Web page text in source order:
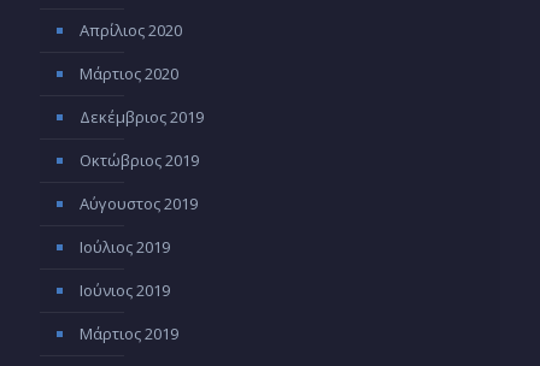
Απρίλιος 2020
Μάρτιος 2020
Δεκέμβριος 2019
Οκτώβριος 2019
Αύγουστος 2019
Ιούλιος 2019
Ιούνιος 2019
Μάρτιος 2019